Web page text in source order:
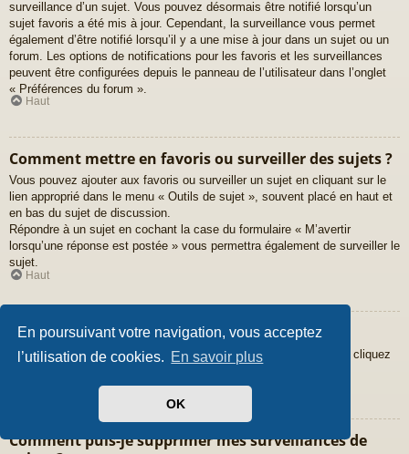
En poursuivant votre navigation, vous acceptez
l’utilisation de cookies. En savoir plus
OK
surveillance d’un sujet. Vous pouvez désormais être notifié lorsqu’un
sujet favoris a été mis à jour. Cependant, la surveillance vous permet
également d’être notifié lorsqu’il y a une mise à jour dans un sujet ou un
forum. Les options de notifications pour les favoris et les surveillances
peuvent être configurées depuis le panneau de l’utilisateur dans l’onglet
« Préférences du forum ».
Haut
Comment mettre en favoris ou surveiller des sujets ?
Vous pouvez ajouter aux favoris ou surveiller un sujet en cliquant sur le
lien approprié dans le menu « Outils de sujet », souvent placé en haut et
en bas du sujet de discussion.
Répondre à un sujet en cochant la case du formulaire « M’avertir
lorsqu’une réponse est postée » vous permettra également de surveiller le
sujet.
Haut
Comment surveiller des forums ?
Pour surveiller un forum en particulier, une fois entré sur celui-ci, cliquez
Comment puis-je supprimer mes surveillances de